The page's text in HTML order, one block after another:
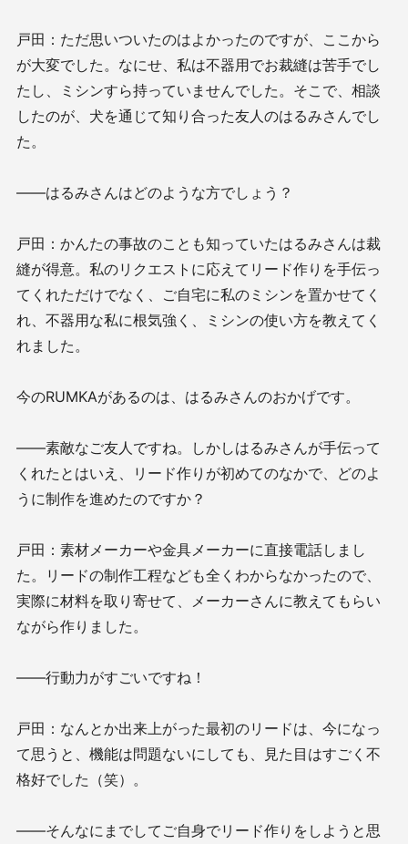
戸田：ただ思いついたのはよかったのですが、ここから
が大変でした。なにせ、私は不器用でお裁縫は苦手でし
たし、ミシンすら持っていませんでした。そこで、相談
したのが、犬を通じて知り合った友人のはるみさんでし
た。
——はるみさんはどのような方でしょう？
戸田：かんたの事故のことも知っていたはるみさんは裁
縫が得意。私のリクエストに応えてリード作りを手伝っ
てくれただけでなく、ご自宅に私のミシンを置かせてく
れ、不器用な私に根気強く、ミシンの使い方を教えてく
れました。
今のRUMKAがあるのは、はるみさんのおかげです。
——素敵なご友人ですね。しかしはるみさんが手伝って
くれたとはいえ、リード作りが初めてのなかで、どのよ
うに制作を進めたのですか？
戸田：素材メーカーや金具メーカーに直接電話しまし
た。リードの制作工程なども全くわからなかったので、
実際に材料を取り寄せて、メーカーさんに教えてもらい
ながら作りました。
——行動力がすごいですね！
戸田：なんとか出来上がった最初のリードは、今になっ
て思うと、機能は問題ないにしても、見た目はすごく不
格好でした（笑）。
——そんなにまでしてご自身でリード作りをしようと思